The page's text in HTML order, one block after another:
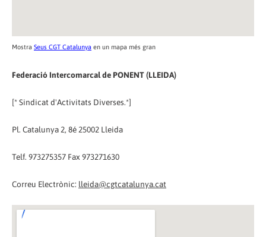
Mostra Seus CGT Catalunya en un mapa més gran
Federació Intercomarcal de PONENT (LLEIDA)
[* Sindicat d'Activitats Diverses.*]
Pl. Catalunya 2, 8é 25002 Lleida
Telf. 973275357 Fax 973271630
Correu Electrònic: lleida@cgtcatalunya.cat